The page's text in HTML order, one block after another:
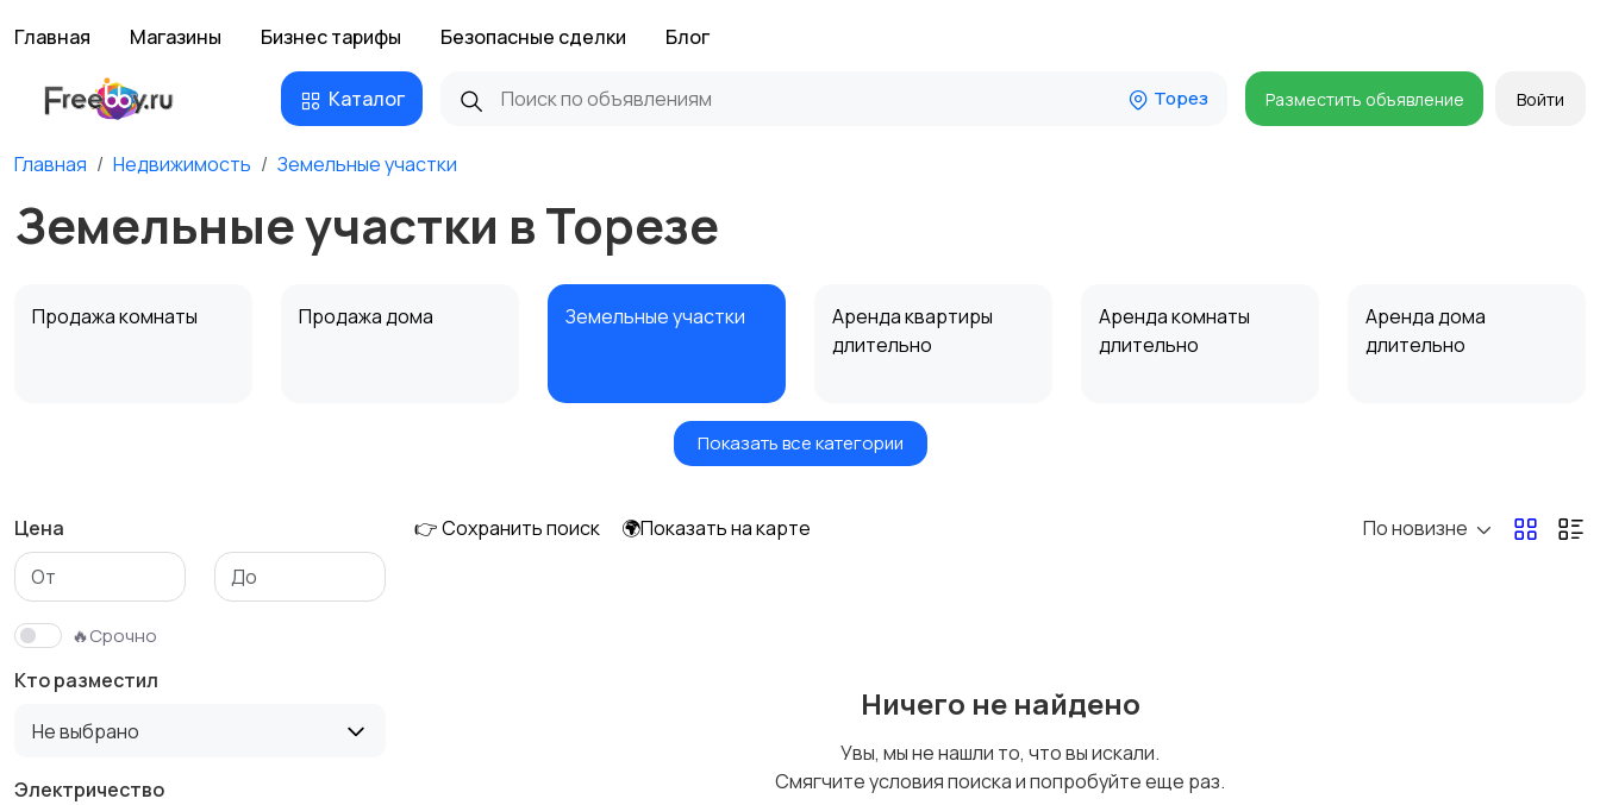
Главная Магазины Бизнес тарифы Безопасные сделки Блог
Каталог Торез Разместить объявление Войти
Главная Недвижимость Земельные участки
Земельные участки в Торезе
Продажа комнаты Продажа дома Земельные участки
Аренда квартиры
длительно
Аренда комнаты
длительно
Аренда дома
длительно
Аренда дома
Коммерческая
Гаражи и
машиноместа
Показать все категории
Цена
🔥Срочно
Кто разместил
Не выбрано
Электричество
👉 Сохранить поиск 🌍Показать на карте По новизне
Ничего не найдено
Увы, мы не нашли то, что вы искали.
Смягчите условия поиска и попробуйте еще раз.